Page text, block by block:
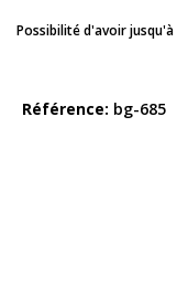
Possibilité d'avoir jusqu'à
Référence bg-685